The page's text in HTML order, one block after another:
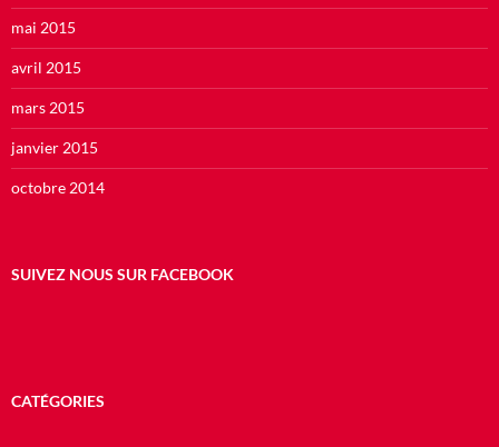
mai 2015
avril 2015
mars 2015
janvier 2015
octobre 2014
SUIVEZ NOUS SUR FACEBOOK
CATÉGORIES